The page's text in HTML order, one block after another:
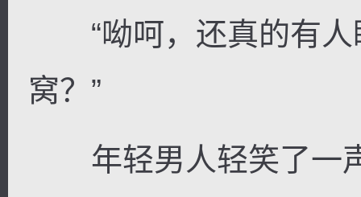
“呦呵，还真的有人
窝？”
年轻男人轻笑了一